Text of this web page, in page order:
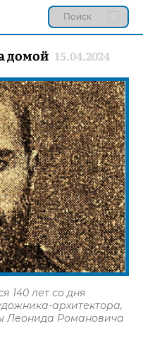
домой 15.04.2024
140 лет со дня
архитектора,
Леонида Романовича